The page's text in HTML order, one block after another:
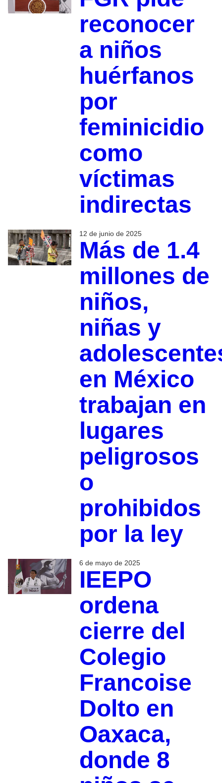
reconocer
a niños
huérfanos
por
feminicidio
como
víctimas
indirectas
12 de junio de 2025
Más de 1.4
millones de
niños,
niñas y
en México
trabajan en
lugares
peligrosos
o
prohibidos
por la ley
6 de mayo de 2025
IEEPO
ordena
cierre del
Colegio
Francoise
Dolto en
Oaxaca,
donde 8